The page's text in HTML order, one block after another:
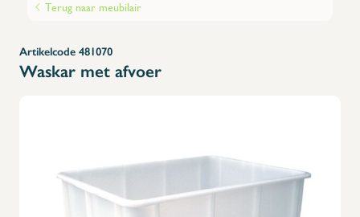
Terug naar meubilair
Artikelcode 481070
Waskar met afvoer